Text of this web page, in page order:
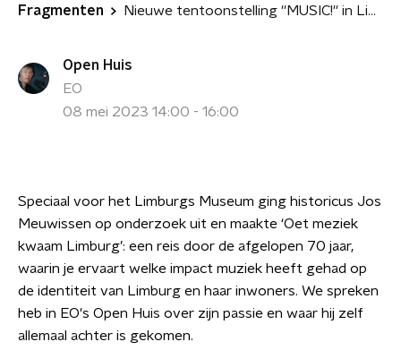
Fragmenten Nieuwe tentoonstelling ''MUSIC!'' in Limburgs Museum
Open Huis
EO
08 mei 2023 14:00 - 16:00
Speciaal voor het Limburgs Museum ging historicus Jos
Meuwissen op onderzoek uit en maakte ‘Oet meziek
kwaam Limburg’: een reis door de afgelopen 70 jaar,
waarin je ervaart welke impact muziek heeft gehad op
de identiteit van Limburg en haar inwoners. We spreken
heb in EO's Open Huis over zijn passie en waar hij zelf
allemaal achter is gekomen.